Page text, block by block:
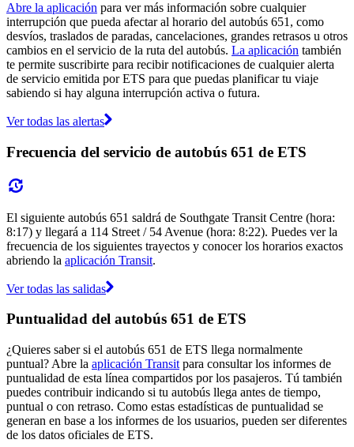
Abre la aplicación para ver más información sobre cualquier
interrupción que pueda afectar al horario del autobús 651, como
desvíos, traslados de paradas, cancelaciones, grandes retrasos u otros
cambios en el servicio de la ruta del autobús. La aplicación también
te permite suscribirte para recibir notificaciones de cualquier alerta
de servicio emitida por ETS para que puedas planificar tu viaje
sabiendo si hay alguna interrupción activa o futura.
Ver todas las alertas
Frecuencia del servicio de autobús 651 de ETS
El siguiente autobús 651 saldrá de Southgate Transit Centre (hora:
8:17) y llegará a 114 Street / 54 Avenue (hora: 8:22). Puedes ver la
frecuencia de los siguientes trayectos y conocer los horarios exactos
abriendo la aplicación Transit.
Ver todas las salidas
Puntualidad del autobús 651 de ETS
¿Quieres saber si el autobús 651 de ETS llega normalmente
puntual? Abre la aplicación Transit para consultar los informes de
puntualidad de esta línea compartidos por los pasajeros. Tú también
puedes contribuir indicando si tu autobús llega antes de tiempo,
puntual o con retraso. Como estas estadísticas de puntualidad se
generan en base a los informes de los usuarios, pueden ser diferentes
de los datos oficiales de ETS.